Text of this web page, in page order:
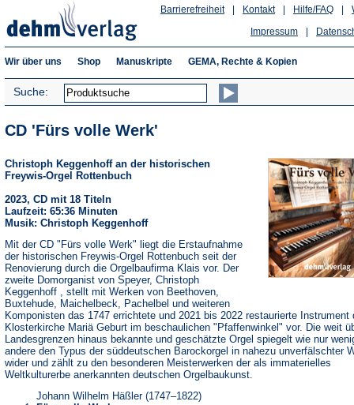
Hilfe/FAQ
Kontakt
Barrierefreiheit
Impressum
Wir über uns Shop Manuskripte GEMA, Rechte & Kopien
Suche:
CD 'Fürs volle Werk'
Christoph Keggenhoff an der historischen
Freywis-Orgel Rottenbuch
2023, CD mit 18 Titeln
Laufzeit: 65:36 Minuten
Musik: Christoph Keggenhoff
Mit der CD "Fürs volle Werk" liegt die Erstaufnahme
der historischen Freywis-Orgel Rottenbuch seit der
Renovierung durch die Orgelbaufirma Klais vor. Der
zweite Domorganist von Speyer, Christoph
Keggenhoff , stellt mit Werken von Beethoven,
Buxtehude, Maichelbeck, Pachelbel und weiteren
Komponisten das 1747 errichtete und 2021 bis 2022 restaurierte Instrument
Klosterkirche Mariä Geburt im beschaulichen "Pfaffenwinkel" vor. Die weit
Landesgrenzen hinaus bekannte und geschätzte Orgel spiegelt wie nur
andere den Typus der süddeutschen Barockorgel in nahezu unverfälschter
wider und zählt zu den besonderen Meisterwerken der als immaterielles
Weltkulturerbe anerkannten deutschen Orgelbaukunst.
Johann Wilhelm Häßler (1747–1822)